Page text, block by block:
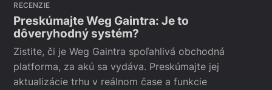
RECENZIE
Preskúmajte Weg Gaintra: Je to
dôveryhodný systém?
Zistite, či je Weg Gaintra spoľahlivá obchodná
platforma, za akú sa vydáva. Preskúmajte jej
aktualizácie trhu v reálnom čase a funkcie